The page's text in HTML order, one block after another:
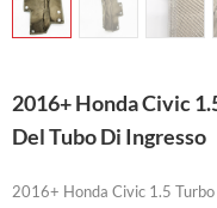
2016+ Honda Civic
Del Tubo Di Ingresso
2016+ Honda Civic 1.5